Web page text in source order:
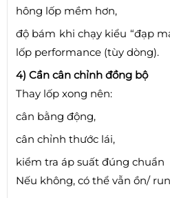
hông lốp mềm hơn,
độ bám khi chạy kiểu “đạp
lốp performance (tùy dòng).
4) Cần cân chỉnh đồng bộ
Thay lốp xong nên:
cân bằng động,
cân chỉnh thước lái,
kiểm tra áp suất đúng chuẩn
Nếu không, có thể vẫn ồn/